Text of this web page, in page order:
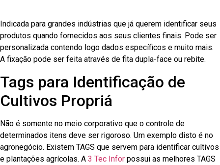
Indicada para grandes indústrias que já querem identificar seus
produtos quando fornecidos aos seus clientes finais. Pode ser
personalizada contendo logo dados específicos e muito mais.
A fixação pode ser feita através de fita dupla-face ou rebite.
Tags para Identificação de
Cultivos Propriá
Não é somente no meio corporativo que o controle de
determinados itens deve ser rigoroso. Um exemplo disto é no
agronegócio. Existem TAGS que servem para identificar cultivos
e plantações agrícolas. A 3 Tec Infor possui as melhores TAGS